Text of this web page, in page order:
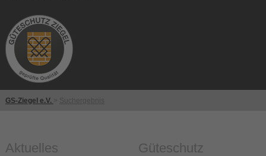
GS-Ziegel e.V. Suchergebnis
Aktuelles Güteschutz